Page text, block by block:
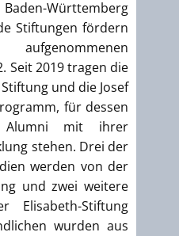
Württemberg
Stiftungen fördern
Seit 2019 tragen die
und die Josef
für dessen
mit ihrer
stehen. Drei der
werden von der
und zwei weitere
Elisabeth-Stiftung
wurden aus